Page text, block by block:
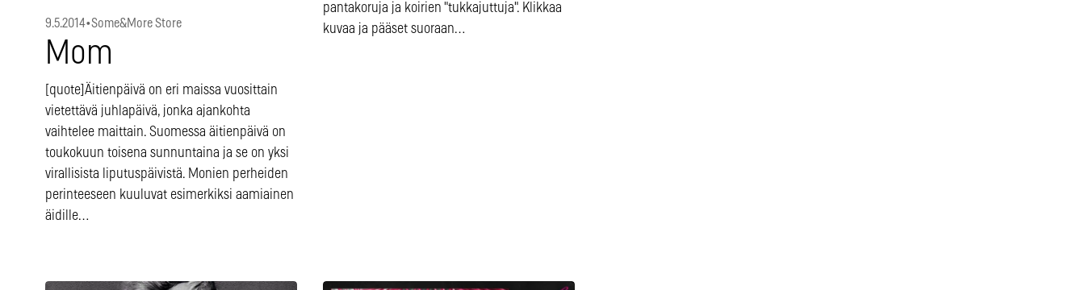
9.5.2014•Some&More Store
Mom
[quote]Äitienpäivä on eri maissa vuosittain
vietettävä juhlapäivä, jonka ajankohta
vaihtelee maittain. Suomessa äitienpäivä on
toukokuun toisena sunnuntaina ja se on yksi
virallisista liputuspäivistä. Monien perheiden
perinteeseen kuuluvat esimerkiksi aamiainen
äidille…
pantakoruja ja koirien "tukkajuttuja". Klikkaa
kuvaa ja pääset suoraan…